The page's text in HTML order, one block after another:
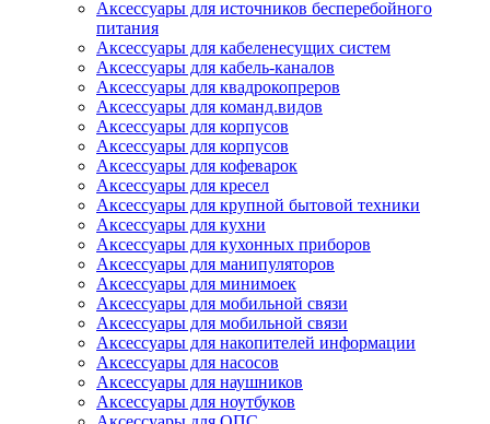
Аксессуары для источников бесперебойного
питания
Аксессуары для кабеленесущих систем
Аксессуары для кабель-каналов
Аксессуары для квадрокопреров
Аксессуары для команд.видов
Аксессуары для корпусов
Аксессуары для корпусов
Аксессуары для кофеварок
Аксессуары для кресел
Аксессуары для крупной бытовой техники
Аксессуары для кухни
Аксессуары для кухонных приборов
Аксессуары для манипуляторов
Аксессуары для минимоек
Аксессуары для мобильной связи
Аксессуары для мобильной связи
Аксессуары для накопителей информации
Аксессуары для насосов
Аксессуары для наушников
Аксессуары для ноутбуков